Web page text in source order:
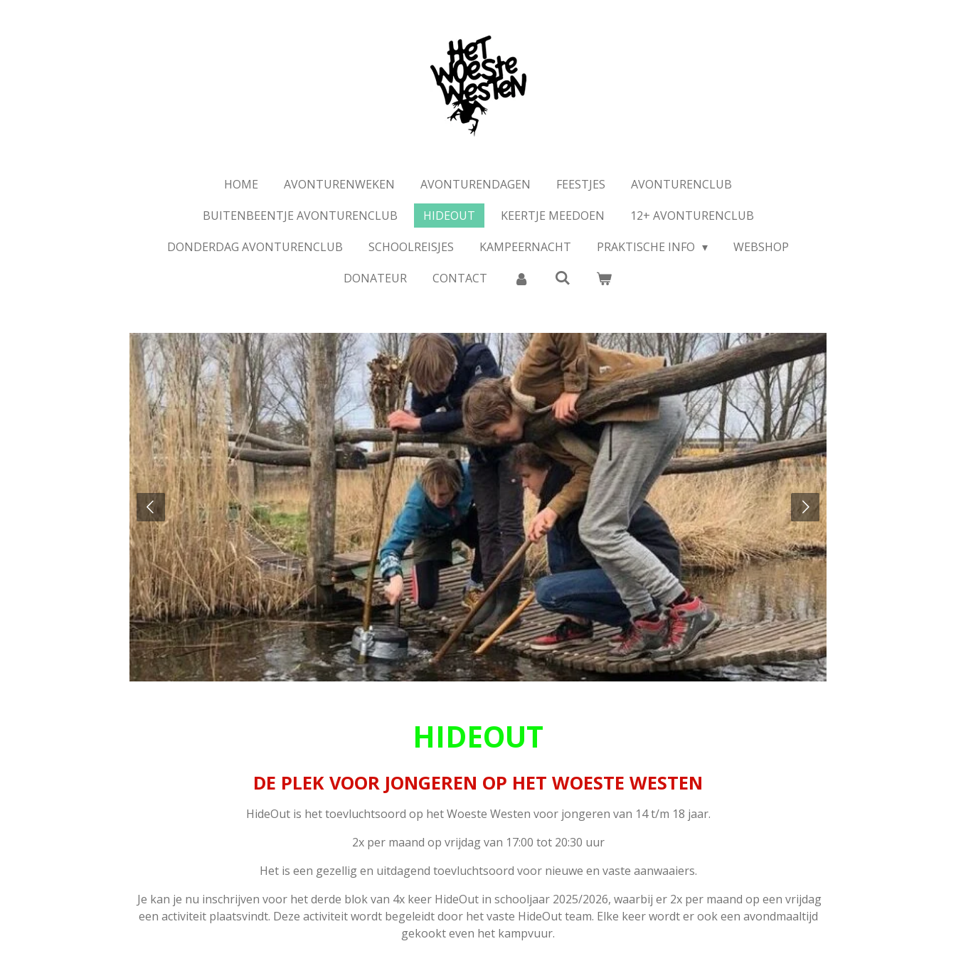
HOME AVONTURENWEKEN AVONTURENDAGEN FEESTJES
AVONTURENCLUB
BUITENBEENTJE AVONTURENCLUB
HIDEOUT KEERTJE MEEDOEN
12+ AVONTURENCLUB
DONDERDAG AVONTURENCLUB
SCHOOLREISJES KAMPEERNACHT PRAKTISCHE INFO
WEBSHOP
DONATEUR
CONTACT
HIDEOUT
DE PLEK VOOR JONGEREN OP HET WOESTE WESTEN
HideOut is het toevluchtsoord op het Woeste Westen voor jongeren van 14 t/m 18 jaar.
2x per maand op vrijdag van 17:00 tot 20:30 uur
Het is een gezellig en uitdagend toevluchtsoord voor nieuwe en vaste aanwaaiers.
Je kan je nu inschrijven voor het derde blok van 4x keer HideOut in schooljaar 2025/2026, waarbij er 2x per maand op een vrijdag
een activiteit plaatsvindt. Deze activiteit wordt begeleidt door het vaste HideOut team. Elke keer wordt er ook een avondmaaltijd
gekookt even het kampvuur.